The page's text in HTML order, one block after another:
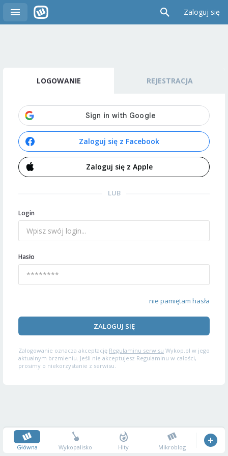
Zaloguj się
LOGOWANIE REJESTRACJA
Zaloguj się z Facebook
Zaloguj się z Apple
LUB
Login
Hasło
nie pamiętam hasła
ZALOGUJ SIĘ
Zalogowanie oznacza akceptację Regulaminu serwisu Wykop.pl w jego
aktualnym brzmieniu. Jeśli nie akceptujesz Regulaminu w całości,
prosimy o niekorzystanie z serwisu.
Główna Wykopalisko Hity Mikroblog